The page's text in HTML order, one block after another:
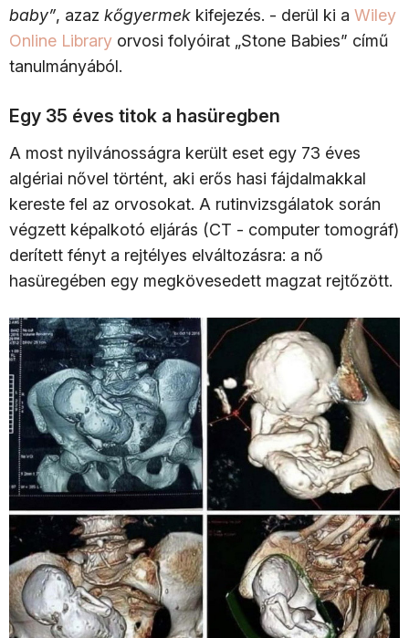
baby”, azaz kőgyermek kifejezés. - derül ki a Wiley
Online Library orvosi folyóirat „Stone Babies” című
tanulmányából.
Egy 35 éves titok a hasüregben
A most nyilvánosságra került eset egy 73 éves
algériai nővel történt, aki erős hasi fájdalmakkal
kereste fel az orvosokat. A rutinvizsgálatok során
végzett képalkotó eljárás (CT - computer tomográf)
derített fényt a rejtélyes elváltozásra: a nő
hasüregében egy megkövesedett magzat rejtőzött.